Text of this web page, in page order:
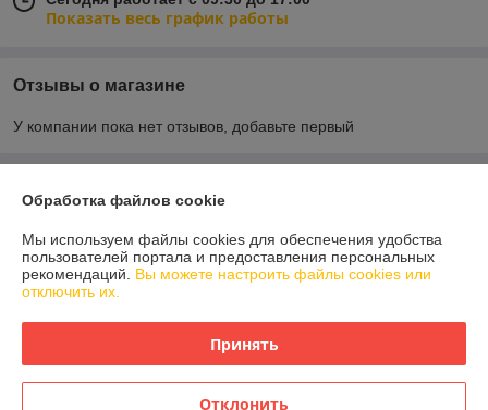
Показать весь график работы
Отзывы о магазине
У компании пока нет отзывов, добавьте первый
Контакты
Доставка и оплата
Обработка файлов cookie
Мы используем файлы cookies для обеспечения удобства
пользователей портала и предоставления персональных
рекомендаций. Вы можете настроить файлы cookies или
отключить их.
Принять
Отклонить